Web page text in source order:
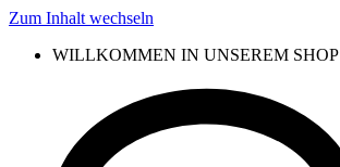
Zum Inhalt wechseln
WILLKOMMEN IN UNSEREM SHOP